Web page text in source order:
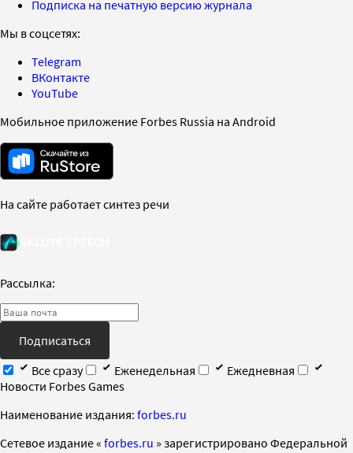
Подписка на печатную версию журнала
Мы в соцсетях:
Telegram
ВКонтакте
YouTube
Мобильное приложение Forbes Russia на Android
На сайте работает синтез речи
Рассылка:
Подписаться
Все сразу
Еженедельная
Ежедневная
Новости Forbes Games
Наименование издания: forbes.ru
Cетевое издание « forbes.ru » зарегистрировано Федеральной